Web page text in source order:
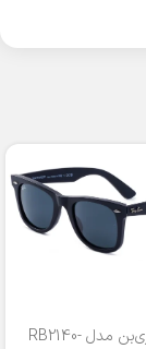
عینک آفتابی ری‌بن مدل RB2140-